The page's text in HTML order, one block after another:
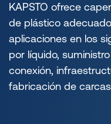
KAPSTO ofrece
de plástico
aplicaciones en los
por líquido,
conexión,
fabricación de